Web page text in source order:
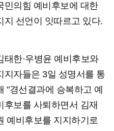
민의힘 예비후보에 대한
지 선언이 잇따르고 있다.
태한·우병윤 예비후보와
지자들은 3일 성명서를 통
"경선결과에 승복하고 예
후보를 사퇴하면서 김재
예비후보를 지지하기로